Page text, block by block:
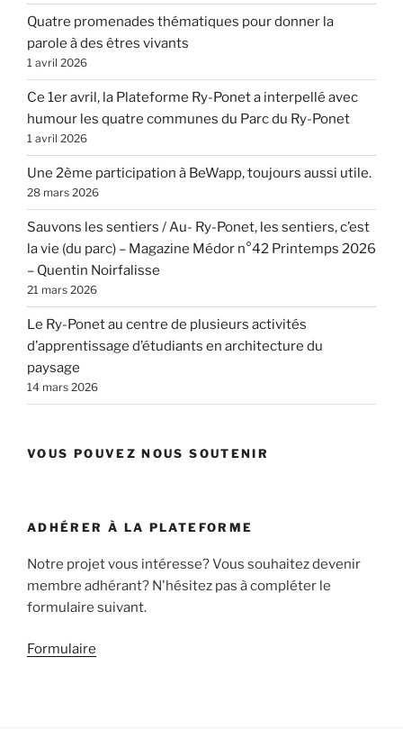
Quatre promenades thématiques pour donner la
parole à des êtres vivants
1 avril 2026
Ce 1er avril, la Plateforme Ry-Ponet a interpellé avec
humour les quatre communes du Parc du Ry-Ponet
1 avril 2026
Une 2ème participation à BeWapp, toujours aussi utile.
28 mars 2026
Sauvons les sentiers / Au- Ry-Ponet, les sentiers, c’est
la vie (du parc) – Magazine Médor n°42 Printemps 2026
– Quentin Noirfalisse
21 mars 2026
Le Ry-Ponet au centre de plusieurs activités
d’apprentissage d’étudiants en architecture du
paysage
14 mars 2026
VOUS POUVEZ NOUS SOUTENIR
ADHÉRER À LA PLATEFORME
Notre projet vous intéresse? Vous souhaitez devenir
membre adhérant? N'hésitez pas à compléter le
formulaire suivant.
Formulaire